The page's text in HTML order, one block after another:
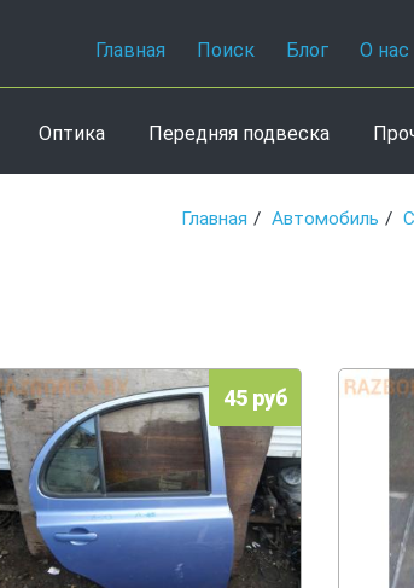
Главная Поиск Блог О нас
Оптика Передняя подвеска
Главная Автомобиль
45 руб